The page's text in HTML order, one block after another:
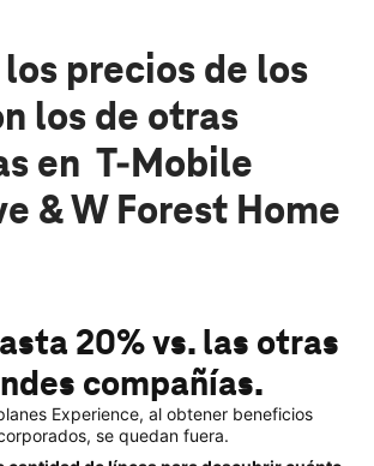
precios de los
los de otras
en T-Mobile
& W Forest Home